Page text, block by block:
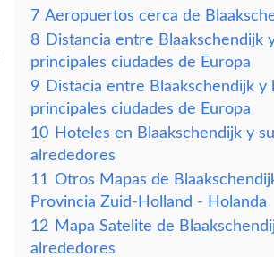
7 Aeropuertos cerca de
8 Distancia entre Blaakschendijk
principales ciudades de Europa
9 Distacia entre Blaakschendijk y
principales ciudades de Europa
10 Hoteles en Blaakschendijk y
alrededores
11 Otros Mapas de
Provincia Zuid-Holland - Holanda
12 Mapa Satelite de
alrededores